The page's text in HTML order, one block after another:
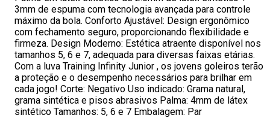
3mm de espuma com tecnologia avançada para controle
máximo da bola. Conforto Ajustável: Design ergonômico
com fechamento seguro, proporcionando flexibilidade e
firmeza. Design Moderno: Estética atraente disponível nos
tamanhos 5, 6 e 7, adequada para diversas faixas etárias.
Com a luva Training Infinity Junior , os jovens goleiros terão
a proteção e o desempenho necessários para brilhar em
cada jogo! Corte: Negativo Uso indicado: Grama natural,
grama sintética e pisos abrasivos Palma: 4mm de látex
sintético Tamanhos: 5, 6 e 7 Embalagem: Par